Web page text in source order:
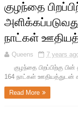
குழந்தை
நாட்கள்
Queens
7 years
குழந்தை பிறப்பிற்கு
164 நாட்கள் ஊதியத்துடன்
Read More